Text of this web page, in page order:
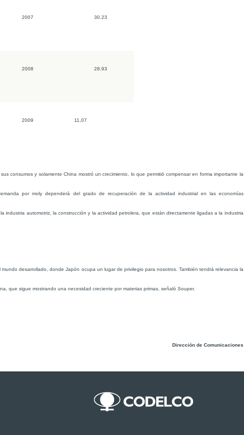
2007 30.23
2008 28.93
2009 11,07
consumos y solamente China mostró un crecimiento, lo que permitió compensar en forma importante la
por moly dependerá del grado de recuperación de la actividad industrial en las economías
industria automotriz, la construcción y la actividad petrolera, que están directamente ligadas a la industria
desarrollado, donde Japón ocupa un lugar de privilegio para nosotros. También tendrá relevancia la
que sigue mostrando una necesidad creciente por materias primas, señaló Souper.
Dirección de Comunicaciones